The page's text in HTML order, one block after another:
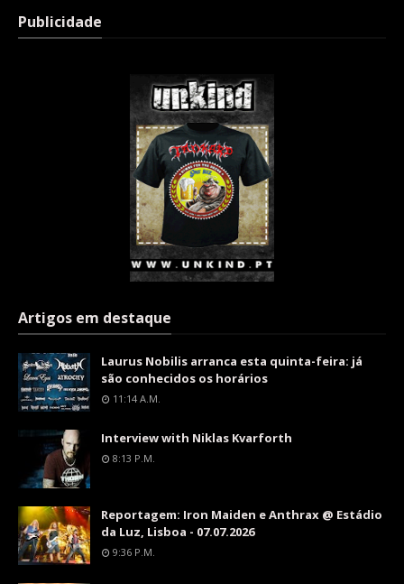
Publicidade
Artigos em destaque
Laurus Nobilis arranca esta quinta-feira: já
são conhecidos os horários
11:14 A.m.
Interview with Niklas Kvarforth
8:13 P.m.
Reportagem: Iron Maiden e Anthrax @ Estádio
da Luz, Lisboa - 07.07.2026
9:36 P.m.